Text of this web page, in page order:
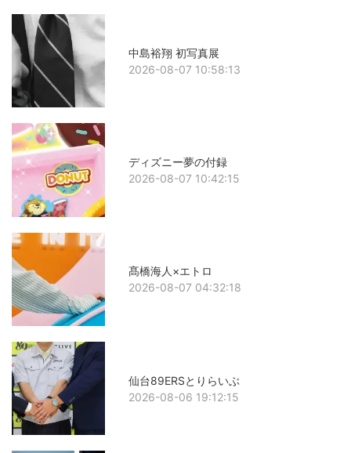
中島裕翔 初写真展
2026-08-07 10:58:13
ディズニー夢の付録
2026-08-07 10:42:15
髙橋海人×エトロ
2026-08-07 04:32:18
仙台89ERSとりらいぶ
2026-08-06 19:12:15